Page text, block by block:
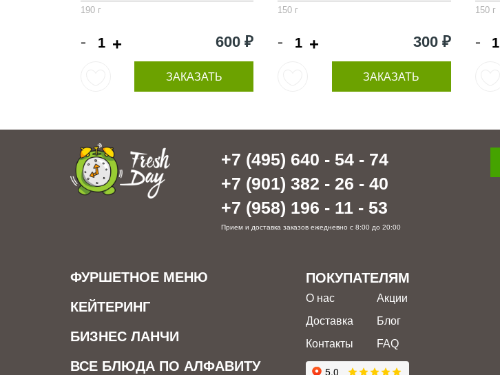
190 г
- + 600 ₽
ЗАКАЗАТЬ
150 г
- + 300 ₽
ЗАКАЗАТЬ
150 г
-
+7 (495) 640 - 54 - 74
+7 (901) 382 - 26 - 40
+7 (958) 196 - 11 - 53
Прием и доставка заказов ежедневно с 8:00 до 20:00
ФУРШЕТНОЕ МЕНЮ
КЕЙТЕРИНГ
БИЗНЕС ЛАНЧИ
ВСЕ БЛЮДА ПО АЛФАВИТУ
ПОКУПАТЕЛЯМ
О нас
Доставка
Контакты
Акции
Блог
FAQ